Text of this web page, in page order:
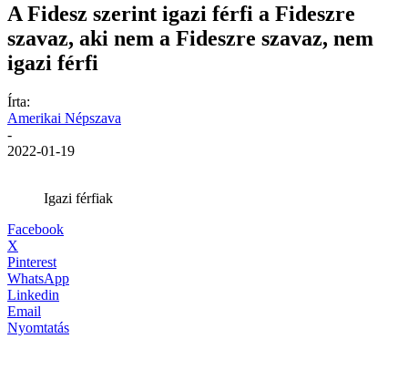
A Fidesz szerint igazi férfi a Fideszre
szavaz, aki nem a Fideszre szavaz, nem
igazi férfi
Írta:
Amerikai Népszava
-
2022-01-19
Igazi férfiak
Facebook
X
Pinterest
WhatsApp
Linkedin
Email
Nyomtatás